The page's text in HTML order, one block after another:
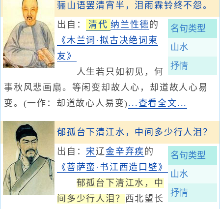
骊山语罢清宵半，泪雨霖铃终不怨。
名句类型
山水
抒情
出自： 清代 纳兰性德 的
《木兰词·拟古决绝词柬
友》
人生若只如初见，何
事秋风悲画扇。等闲变却故人心，却道故人心易
变。(一作：却道故心人易变)...查看全文...
郁孤台下清江水，中间多少行人泪？
名句类型
山水
抒情
出自：宋辽金辛弃疾 的
《菩萨蛮·书江西造口壁》
郁孤台下清江水，中
间多少行人泪？
西北望长